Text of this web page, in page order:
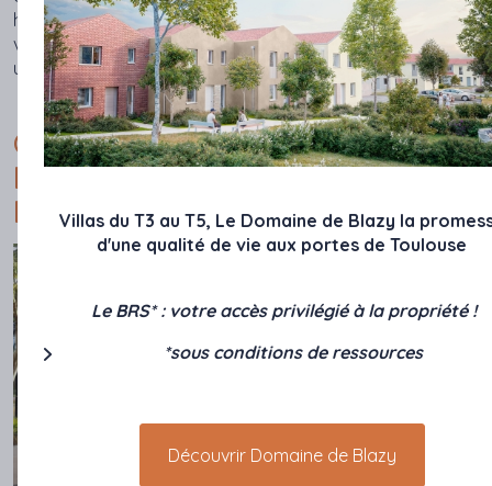
habitants (énergie, jardins, etc.), et aux finitions à forte
valeur ajoutée. Le logement abordable s'insère ainsi dans
un nouvel environnement, à la qualité de vie remarquable.
QUAND L'HISTOIRE DE
L'AÉROPOSTALE IRRIGUE TOUT
LE QUARTIER
Villas du T3 au T5, Le Domaine de Blazy la
d'une qualité de vie aux portes de Toulouse
Le BRS* : votre accès privilégié à la propriété !
*sous conditions de ressources
Découvrir Domaine de Blazy